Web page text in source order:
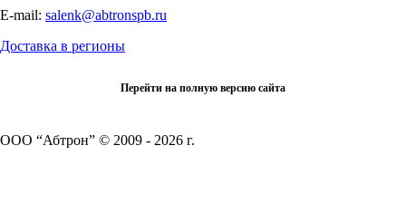
E-mail: salenk@abtronspb.ru
Доставка в регионы
Перейти на полную версию сайта
ООО “Абтрон” © 2009 - 2026 г.